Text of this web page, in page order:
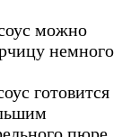
можно
немного
готовится